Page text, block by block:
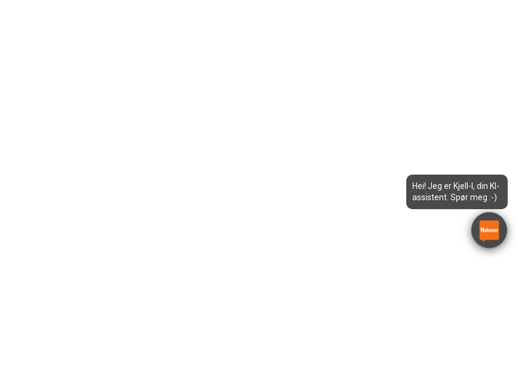
Hei! Jeg er Kjell-I, din KI-
assistent. Spør meg :-)